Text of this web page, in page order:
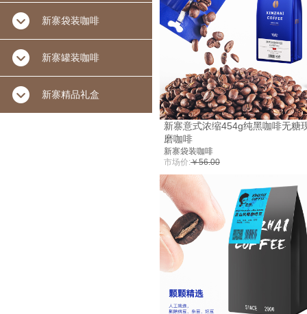
新寨意式浓缩454g纯黑咖啡无糖
磨咖啡
新寨袋装咖啡
市场价:￥56.00
新寨袋装咖啡
新寨罐装咖啡
新寨精品礼盒